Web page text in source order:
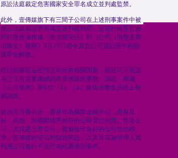
原訟法庭裁定危害國家安全罪名成立並判處監禁。
此外，壹傳媒旗下有三間子公司在上述刑事案件中被
原訟法庭裁定罪名成立並判處刑罰，並在行政長官會
同行政會議根據《香港國安法》和《公司（清盤及雜
項條文）條例》3月24日命令其自公司登記冊中剔除
後即告解散。
經詳細審視這些情況和所有相關因素，財政司司長認
為已沒有需要繼續調查壹傳媒的事務，因此，根據
《公司條例》第845（1）（a）條指示審查員終止有
關調查。
財政司司長表示，香港作為國際金融中心，具有良
好、高效、與國際標準相符的公司管治制度。香港公
司，尤其是上市公司，普遍恪守良好的公司管治標
準。壹傳媒的管治和財政問題，以及其高層管理人員
利用公司進行不法行為純屬個別事件。